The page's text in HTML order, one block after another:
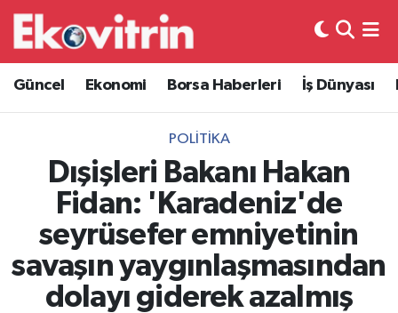
Güncel Ekonomi Borsa Haberleri İş Dünyası
POLITIKA
Dışişleri Bakanı Hakan
Fidan: 'Karadeniz'de
seyrüsefer emniyetinin
savaşın yaygınlaşmasından
dolayı giderek azalmış
Güncel
Ekonomi
Borsa Haberleri
İş Dünyası
Lojistik
Otovitrin
Hava Durumu
Trafik Durumu
Süper Lig Puan Durumu ve Fikstür
Tüm Manşetler
Son Dakika Haberleri
Haber Arşivi